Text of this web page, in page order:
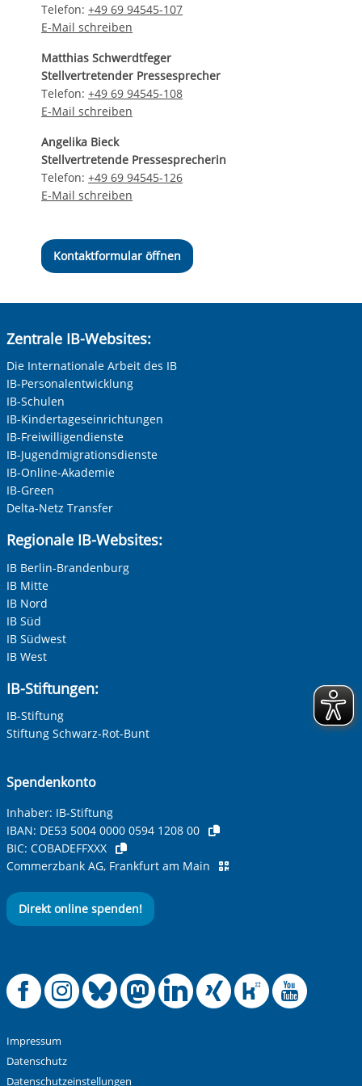
Telefon:+49 69 94545-107
E-Mail schreiben
Matthias Schwerdtfeger
Stellvertretender Pressesprecher
Telefon:+49 69 94545-108
E-Mail schreiben
Angelika Bieck
Stellvertretende Pressesprecherin
Telefon:+49 69 94545-126
E-Mail schreiben
Kontaktformular öffnen
Zentrale IB-Websites:
Die Internationale Arbeit des IB
IB-Personalentwicklung
IB-Schulen
IB-Kindertageseinrichtungen
IB-Freiwilligendienste
IB-Jugendmigrationsdienste
IB-Online-Akademie
IB-Green
Delta-Netz Transfer
Regionale IB-Websites:
IB Berlin-Brandenburg
IB Mitte
IB Nord
IB Süd
IB Südwest
IB West
IB-Stiftungen:
IB-Stiftung
Stiftung Schwarz-Rot-Bunt
Spendenkonto
Inhaber: IB-Stiftung
IBAN: DE53 5004 0000 0594 1208 00
BIC: COBADEFFXXX
Commerzbank AG, Frankfurt am Main
Direkt online spenden!
Offizielle
Offizielle
Offizielle
Offizielle
Offizielle
Impressum
Datenschutz
Datenschutzeinstellungen